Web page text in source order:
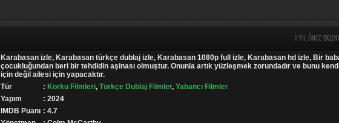
1 YIL ÖNCE
Karabasan izle, Karabasan türkçe dublaj izle, Karabasan 1080p full izle, Karabasan hd izle, Bir
çocukluğundan beri bir tehdidin aşinası olmuştur. Onunla artık yüzleşmek zorundadır ve bunu
için değil ailesi için yapacaktır.
Tür
: Korku Filmleri, Türkçe Dublaj Filmler, Yabancı Filmler
Yapım
: 2024
IMDB Puanı : 4.7